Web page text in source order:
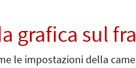
grafica sul
le impostazioni della